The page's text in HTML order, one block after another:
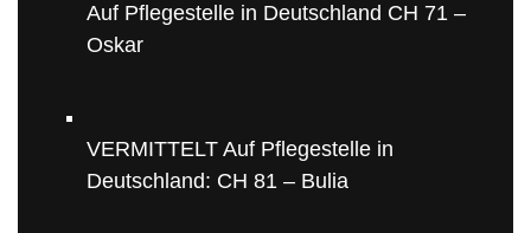
Auf Pflegestelle in Deutschland CH 71 –
Oskar
VERMITTELT Auf Pflegestelle in
Deutschland: CH 81 – Bulia